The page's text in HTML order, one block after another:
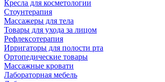
Кресла для косметологии
Стоунтерапия
Массажеры для тела
Товары для ухода за лицом
Рефлексотерапия
Ирригаторы для полости рта
Ортопедические товары
Массажные кровати
Лабораторная мебель